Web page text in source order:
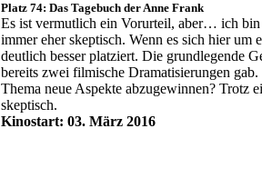
Platz 74: Das Tagebuch der Anne Frank
Es ist vermutlich ein Vorurteil, aber… ich
immer eher skeptisch. Wenn es sich hier
deutlich besser platziert. Die grundlegende
bereits zwei filmische Dramatisierungen
Thema neue Aspekte abzugewinnen? Trotz
skeptisch.
Kinostart: 03. März 2016